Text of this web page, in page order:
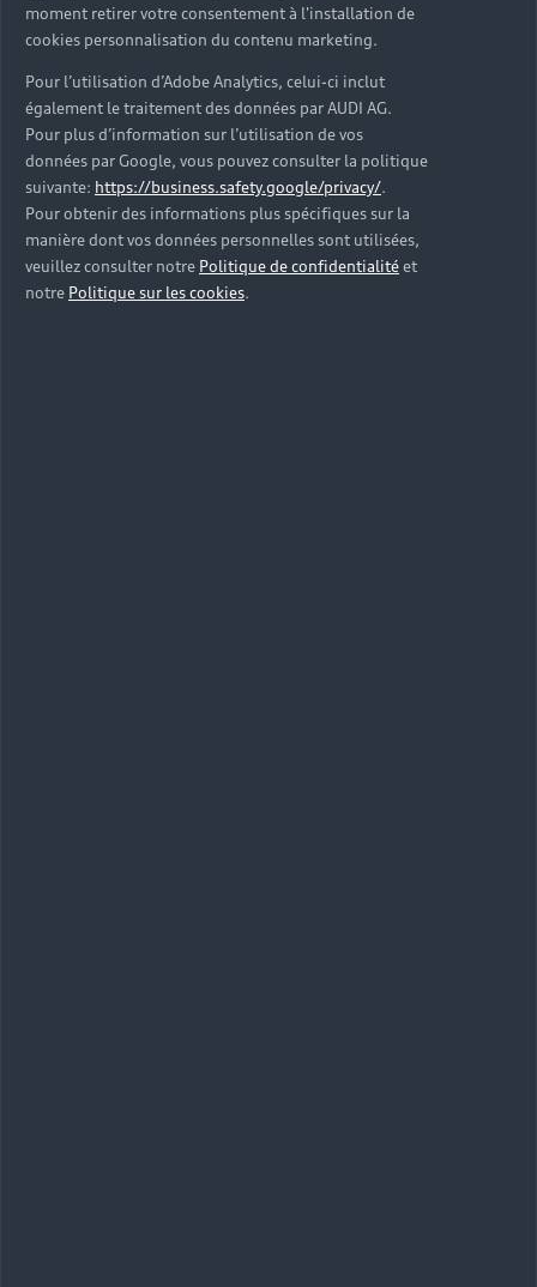
moment retirer votre consentement à l'installation de
cookies personnalisation du contenu marketing.
Pour l’utilisation d’Adobe Analytics, celui-ci inclut
également le traitement des données par AUDI AG.
Pour plus d’information sur l’utilisation de vos
données par Google, vous pouvez consulter la politique
suivante: https://business.safety.google/privacy/.
Pour obtenir des informations plus spécifiques sur la
manière dont vos données personnelles sont utilisées,
veuillez consulter notre Politique de confidentialitéet
notre Politique sur les cookies.